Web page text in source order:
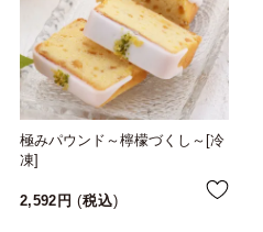
極みパウンド～檸檬づくし～[冷
凍]
2,592 税込